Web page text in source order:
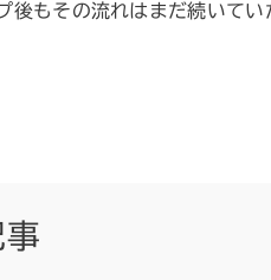
後もその流れはまだ続いてい
事